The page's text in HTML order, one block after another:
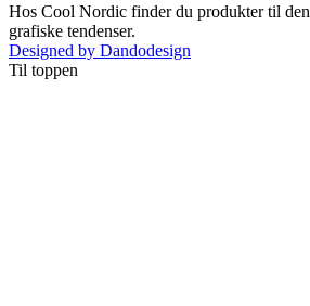
Hos Cool Nordic finder du produkter til
grafiske tendenser.
Designed by Dandodesign
Til toppen